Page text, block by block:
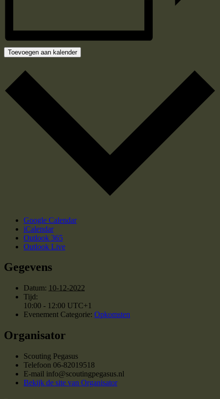
Toevoegen aan kalender
Google Calendar
iCalendar
Outlook 365
Outlook Live
Gegevens
Datum: 10-12-2022
Tijd:
10:00 - 12:00 UTC+1
Evenement Categorie: Opkomsten
Organisator
Scouting Pegasus
Telefoon 06-82019518
E-mail info@scoutingpegasus.nl
Bekijk de site van Organisator